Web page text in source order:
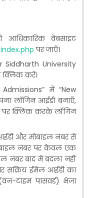
आधिकारिक वेबसाइट
पर जाएँ।
University
क्लिक करें।
में “New
लॉगिन आईडी बनाएँ,
पर क्लिक करके लॉगिन
और मोबाइल नंबर से
नंबर पर केवल एक
नंबर बाद में बदला नहीं
सक्रिय ईमेल आईडी का
टाइम पासवर्ड) भेजा